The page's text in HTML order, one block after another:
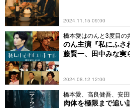
2024.11.15 09:00
橋本愛はのんと3度目の
のん主演『私にふさ
藤賢一、田中みな
2024.08.12 12:00
橋本愛、高良健吾、安
肉体を極限まで追い